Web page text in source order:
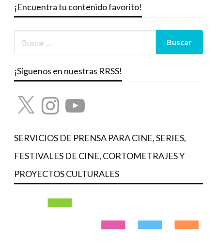
¡Encuentra tu contenido favorito!
¡Síguenos en nuestras RRSS!
X InstagramYouTube
SERVICIOS DE PRENSA PARA CINE, SERIES,
FESTIVALES DE CINE, CORTOMETRAJES Y
PROYECTOS CULTURALES